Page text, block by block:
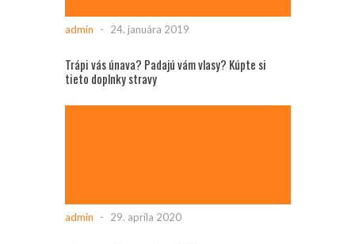
admin - 24. januára 2019
Trápi vás únava? Padajú vám vlasy? Kúpte si
tieto doplnky stravy
admin - 29. apríla 2020